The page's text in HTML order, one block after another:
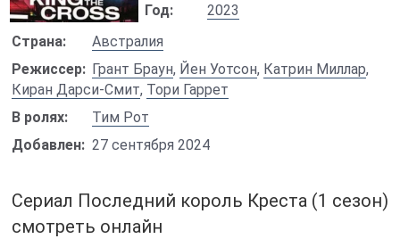
Год:
2023
Страна:
Австралия
Режиссер: Грант Браун, Йен Уотсон, Катрин Миллар,
Киран Дарси-Смит, Тори Гаррет
В ролях:
Тим Рот
Добавлен: 27 сентября 2024
Сериал Последний король Креста (1 сезон)
смотреть онлайн